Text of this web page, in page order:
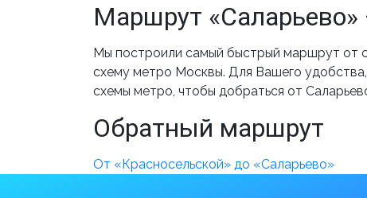
Маршрут «Саларьево»
Мы построили самый быстрый маршрут от
схему метро Москвы. Для Вашего удобства,
схемы метро, чтобы добраться от
Обратный маршрут
От «Красносельской» до «Саларьево»